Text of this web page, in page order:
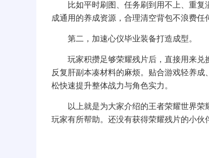
比如平时刷图、任务刷到用不上、重复
成通用的养成资源，合理清空背包不浪费任
第二，加速心仪毕业装备打造成型。
玩家积攒足够荣耀残片后，直接用来兑
反复肝副本凑材料的麻烦。贴合游戏轻养
松快速提升整体战力与角色实力。
以上就是为大家介绍的王者荣耀世界荣
玩家有所帮助。还没有获得荣耀残片的小伙